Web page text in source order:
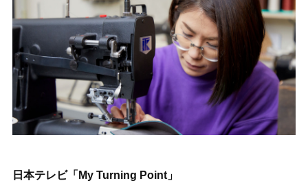
日本テレビ「My Turning Point」